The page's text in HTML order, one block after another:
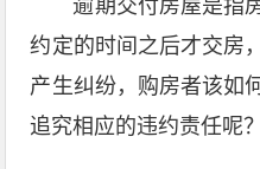
逾期交付房屋是指
约定的时间之后才交房
产生纠纷，购房者该如
追究相应的违约责任呢？